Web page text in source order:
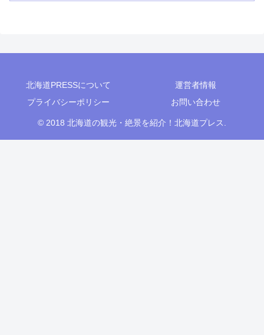
北海道PRESSについて
運営者情報
プライバシーポリシー
お問い合わせ
© 2018 北海道の観光・絶景を紹介！北海道プレス.